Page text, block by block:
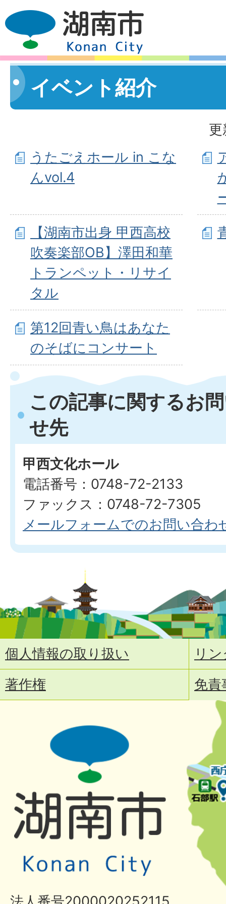
イベント紹介
うたごえホール in こな
んvol.4
【湖南市出身 甲西高校
吹奏楽部OB】澤田和華
トランペット・リサイ
タル
第12回青い鳥はあなた
のそばにコンサート
この記事に関するお
せ先
甲西文化ホール
電話番号：0748-72-2133
ファックス：0748-72-7305
メールフォームでのお問い合わ
個人情報の取り扱い
リ
著作権
免責